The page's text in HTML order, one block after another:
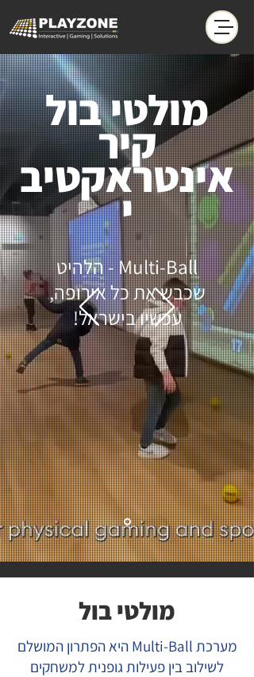
מולטי בול
קיר
אינטראקטיב
י
Multi-Ball - הלהיט
שכבש את כל אירופה,
עכשיו בישראל!
מולטי בול
מערכת Multi-Ball היא הפתרון המושלם
לשילוב בין פעילות גופנית למשחקים